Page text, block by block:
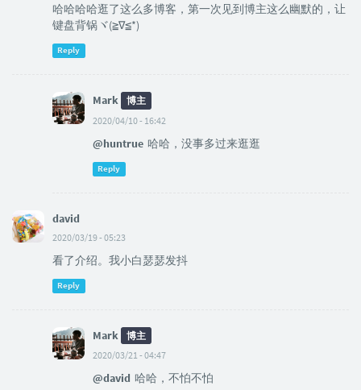
哈哈哈哈逛了这么多博客，第一次见到博主这么幽默的，让
键盘背锅ヾ(≧∇≦*)ゝ
Reply
Mark
博主
2020/04/10 - 16:42
@huntrue 哈哈，没事多过来逛逛
Reply
david
2020/03/19 - 05:23
看了介绍。我小白瑟瑟发抖
Reply
Mark
博主
2020/03/21 - 04:47
@david 哈哈，不怕不怕